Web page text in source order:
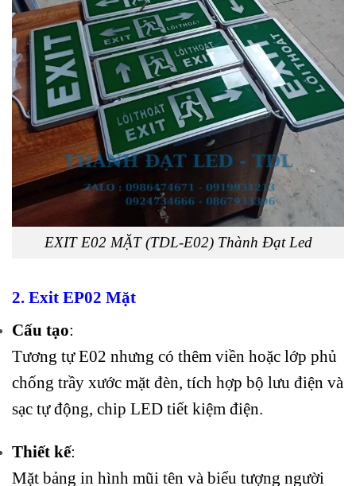
EXIT E02 MẶT (TDL-E02) Thành Đạt Led
2. Exit EP02 Mặt
Cấu tạo:
Tương tự E02 nhưng có thêm viền hoặc lớp phủ
chống trầy xước mặt đèn, tích hợp bộ lưu điện và
sạc tự động, chip LED tiết kiệm điện.
Thiết kế:
Mặt bảng in hình mũi tên và biểu tượng người